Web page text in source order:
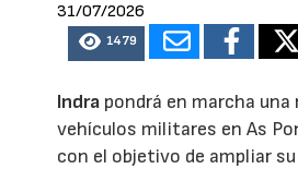
31/07/2026
1479
Indra pondrá en marcha una
vehículos militares en As
con el objetivo de ampliar